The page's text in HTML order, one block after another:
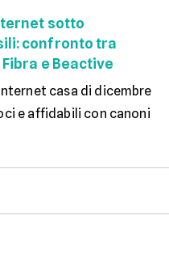
sotto
confronto tra
Fibra e Beactive
casa di dicembre
e affidabili con canoni